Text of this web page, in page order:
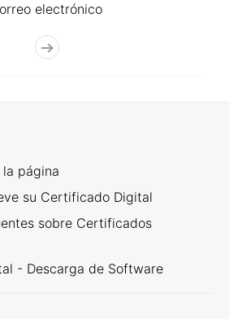
electrónico
página
su Certificado Digital
sobre Certificados
- Descarga de Software